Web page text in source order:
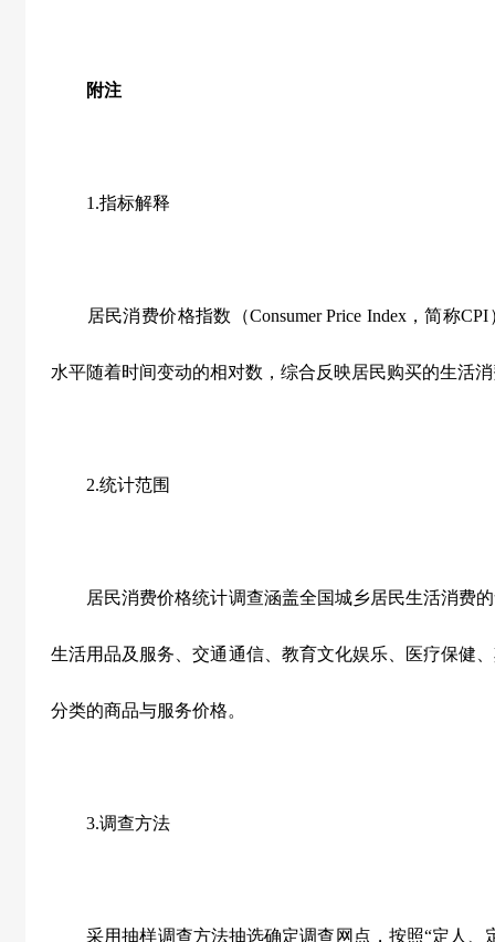
附注
1.指标解释
居民消费价格指数（Consumer Price Index，简称CPI
水平随着时间变动的相对数，综合反映居民购买的生活
2.统计范围
居民消费价格统计调查涵盖全国城乡居民生活消费的
生活用品及服务、交通通信、教育文化娱乐、医疗保健
分类的商品与服务价格。
3.调查方法
采用抽样调查方法抽选确定调查网点，按照“定人、